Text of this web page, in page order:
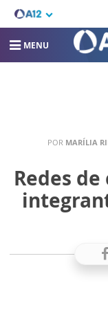
MENU
POR MARÍLIA
Redes